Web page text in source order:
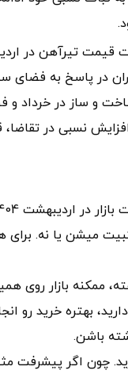
قیمت تیرآهن در
در پاسخ به فضای
و ساز در خرداد و
افزایش نسبی در
میشن یا نه.
ممکنه بازار
بهتره خرید رو
باشن.
چون اگر پیشرفت